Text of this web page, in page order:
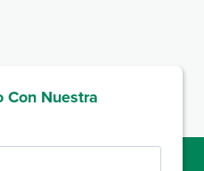
Con Nuestra